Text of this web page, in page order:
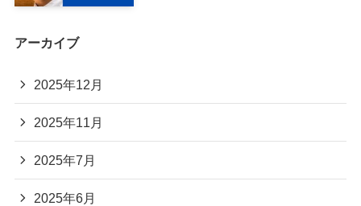
アーカイブ
2025年12月
2025年11月
2025年7月
2025年6月